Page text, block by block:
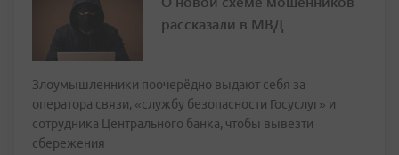
рассказали в МВД
Злоумышленники поочерёдно выдают себя за
оператора связи, «службу безопасности Госуслуг» и
сотрудника Центрального банка, чтобы вывезти
сбережения